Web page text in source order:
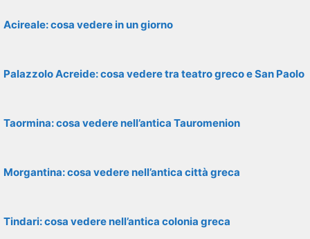
Acireale: cosa vedere in un giorno
Palazzolo Acreide: cosa vedere tra teatro greco e San Paolo
Taormina: cosa vedere nell’antica Tauromenion
Morgantina: cosa vedere nell’antica città greca
Tindari: cosa vedere nell’antica colonia greca